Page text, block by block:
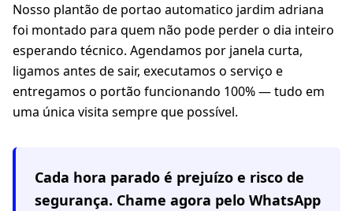
Nosso plantão de portao automatico jardim adriana
foi montado para quem não pode perder o dia inteiro
esperando técnico. Agendamos por janela curta,
ligamos antes de sair, executamos o serviço e
entregamos o portão funcionando 100% — tudo em
uma única visita sempre que possível.
Cada hora parado é prejuízo e risco de
segurança. Chame agora pelo WhatsApp